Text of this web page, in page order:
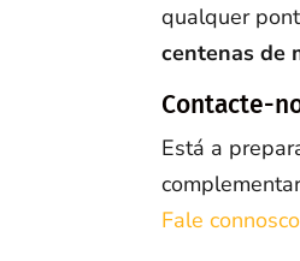
qualquer
centenas de
Contacte-
Está a
Fale